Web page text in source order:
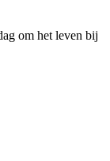
om het leven bij